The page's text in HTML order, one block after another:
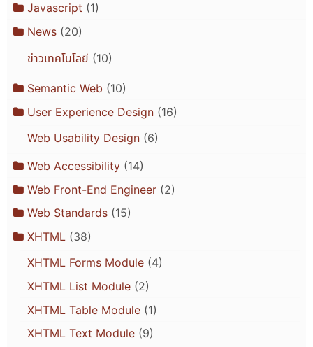
Javascript (1)
News(20)
ข่าวเทคโนโลยี (10)
Semantic Web (10)
User Experience Design(16)
Web Usability Design(6)
Web Accessibility(14)
Web Front-End Engineer(2)
Web Standards(15)
XHTML(38)
XHTML Forms Module(4)
XHTML List Module(2)
XHTML Table Module(1)
XHTML Text Module(9)